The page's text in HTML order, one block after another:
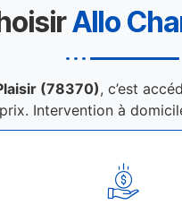
Allo
(78370), c’est
Intervention à